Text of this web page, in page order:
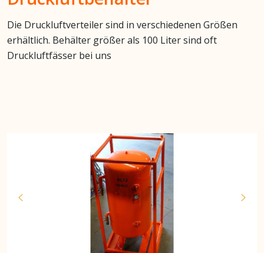
Die Druckluftverteiler sind in verschiedenen Größen
erhältlich. Behälter größer als 100 Liter sind oft
Druckluftfässer bei uns